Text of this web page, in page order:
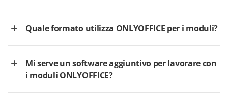
Quale formato utilizza ONLYOFFICE per i moduli?
Mi serve un software aggiuntivo per lavorare con
i moduli ONLYOFFICE?